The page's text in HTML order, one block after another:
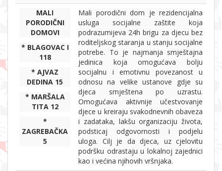
MALI
PORODIČNI
DOMOVI
* BLAGOVAC I
118
* AJVAZ
DEDINA 15
* MARŠALA
TITA 12
*
ZAGREBAČKA
5
Mali porodični dom je rezidencijalna
usluga socijalne zaštite koja
podrazumijeva 24h brigu za djecu bez
roditeljskog staranja u stanju socijalne
potrebe. To je najmanja smještajna
jedinica koja omogućava bolju
socijalnu i emotivnu povezanost u
odnosu na velike ustanove gdje su
djeca smještena po uzrastu.
Omogućava aktivnije učestvovanje
djece u kreiraju svakodnevnih obaveza
i zadataka, lakšu organizaciju života,
podsticaj odgovornosti i podjelu
uloga. Cilj je da djeca, uz cjelovitu
podršku odrastaju u lokalnoj zajednici
kao i većina njihovih vršnjaka.